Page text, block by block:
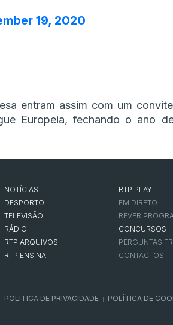
19, 2020
entram assim com um
Europeia, fechando o ano
NOTÍCIAS
DESPORTO
TELEVISÃO
RÁDIO
RTP ARQUIVOS
RTP ENSINA
RTP PLAY
EM DIRETO
REVER
CONCURSOS
PERGUNTAS
CONTACTOS
POLÍTICA DE PRIVACIDADE POLÍTICA DE